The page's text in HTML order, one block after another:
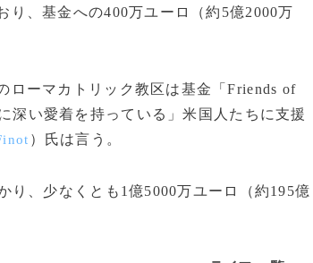
、基金への400万ユーロ（約5億2000万
ーマカトリック教区は基金「Friends of
深い愛着を持っている」米国人たちに支援
）氏は言う。
、少なくとも1億5000万ユーロ（約195億